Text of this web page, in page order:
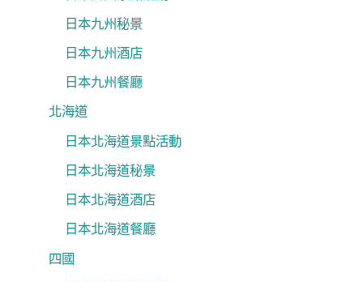
日本九州秘景
日本九州酒店
日本九州餐廳
北海道
日本北海道景點活動
日本北海道秘景
日本北海道酒店
日本北海道餐廳
四國